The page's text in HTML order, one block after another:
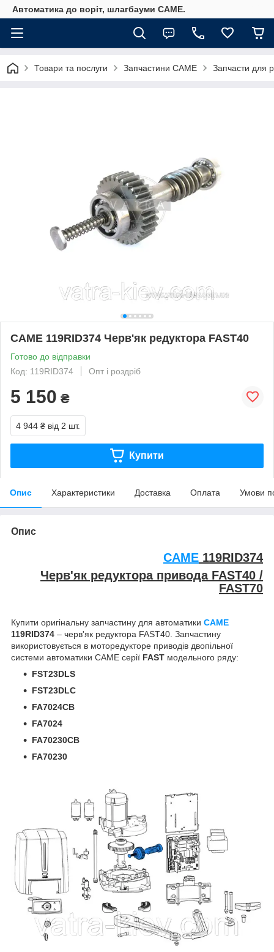
Автоматика до воріт, шлагбауми CAME.
Товари та послуги Запчастини CAME Запчасти для
CAME 119RID374 Черв'як редуктора FAST40
Готово до відправки
Код: 119RID374
Опт і роздріб
5 150 ₴
4 944 ₴ від 2 шт.
Купити
Опис Характеристики Доставка Оплата Умови
Опис
CAME 119RID374
Черв'як редуктора привода FAST40 /
FAST70
Купити оригінальну запчастину для автоматики CAME
119RID374 – черв'як редуктора FAST40. Запчастину
використовується в моторедукторе приводів двопільної
системи автоматики CAME серії FAST модельного ряду:
FST23DLS
FST23DLC
FA7024CB
FA7024
FA70230CB
FA70230